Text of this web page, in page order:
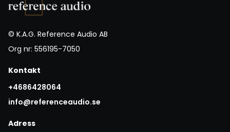
© K.A.G. Reference Audio AB
Org nr: 556195-7050
Kontakt
+4686428064
info@referenceaudio.se
Adress